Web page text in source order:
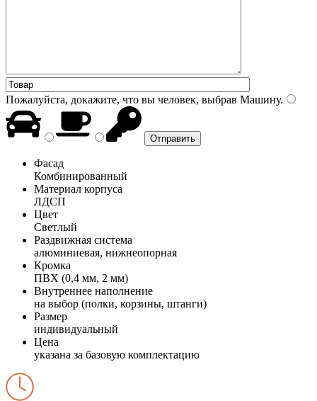
Пожалуйста, докажите, что вы человек, выбрав Машину.
Фасад
Комбинированный
Материал корпуса
ЛДСП
Цвет
Светлый
Раздвижная система
алюминиевая, нижнеопорная
Кромка
ПВХ (0,4 мм, 2 мм)
Внутреннее наполнение
на выбор (полки, корзины, штанги)
Размер
индивидуальный
Цена
указана за базовую комплектацию